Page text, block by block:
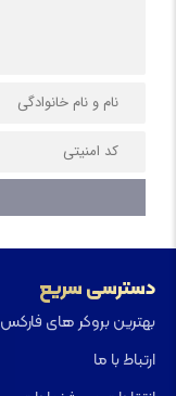
دسترسی سریع
بهترین بروکر های فارکس
ارتباط با ما